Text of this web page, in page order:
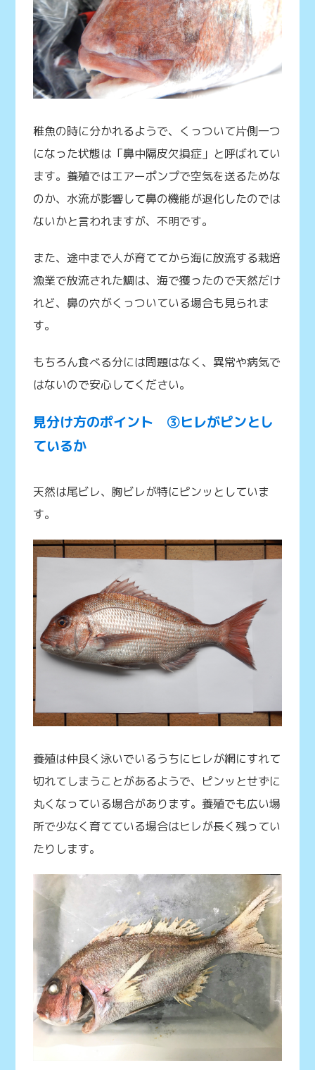
稚魚の時に分かれるようで、くっついて片側一つ
になった状態は「鼻中隔皮欠損症」と呼ばれてい
ます。養殖ではエアーポンプで空気を送るためな
のか、水流が影響して鼻の機能が退化したのでは
ないかと言われますが、不明です。
また、途中まで人が育ててから海に放流する栽培
漁業で放流された鯛は、海で獲ったので天然だけ
れど、鼻の穴がくっついている場合も見られま
す。
もちろん食べる分には問題はなく、異常や病気で
はないので安心してください。
見分け方のポイント ③ヒレがピンとし
ているか
天然は尾ビレ、胸ビレが特にピンッとしていま
す。
養殖は仲良く泳いでいるうちにヒレが網にすれて
切れてしまうことがあるようで、ピンッとせずに
丸くなっている場合があります。養殖でも広い場
所で少なく育てている場合はヒレが長く残ってい
たりします。